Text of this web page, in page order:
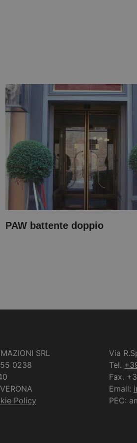
dell’apertura
PAW battente doppio
SRL
0238
Policy
Via
Tel.
Fax.
Email:
PEC: